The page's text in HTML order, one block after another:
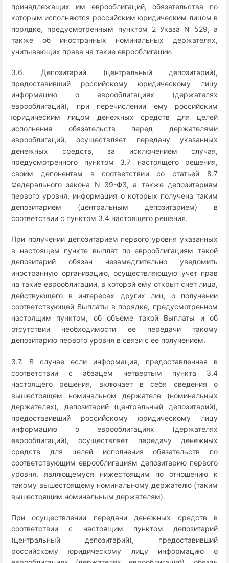
принадлежащих им еврооблигаций, обязательства по
которым исполняются российским юридическим лицом в
порядке, предусмотренным пунктом 2 Указа N 529, а
также об иностранных номинальных держателях,
учитывающих права на такие еврооблигации.
3.6. Депозитарий (центральный депозитарий),
предоставивший российскому юридическому лицу
информацию о еврооблигациях (держателях
еврооблигаций), при перечислении ему российским
юридическим лицом денежных средств для целей
исполнения обязательств перед держателями
еврооблигаций, осуществляет передачу указанных
денежных средств, за исключением случая,
предусмотренного пунктом 3.7 настоящего решения,
своим депонентам в соответствии со статьей 8.7
Федерального закона N 39-ФЗ, а также депозитариям
первого уровня, информация о которых получена таким
депозитарием (центральным депозитарием) в
соответствии с пунктом 3.4 настоящего решения.
При получении депозитарием первого уровня указанных
в настоящем пункте выплат по еврооблигациям такой
депозитарий обязан незамедлительно уведомить
иностранную организацию, осуществляющую учет прав
на такие еврооблигации, в которой ему открыт счет лица,
действующего в интересах других лиц, о получении
соответствующей Выплаты в порядке, предусмотренном
настоящим пунктом, об объеме такой Выплаты и об
отсутствии необходимости ее передачи такому
депозитарию первого уровня в связи с ее получением.
3.7. В случае если информация, предоставленная в
соответствии с абзацем четвертым пункта 3.4
настоящего решения, включает в себя сведения о
вышестоящем номинальном держателе (номинальных
держателях), депозитарий (центральный депозитарий),
предоставивший российскому юридическому лицу
информацию о еврооблигациях (держателях
еврооблигаций), осуществляет передачу денежных
средств для целей исполнения обязательств по
соответствующим еврооблигациям депозитарию первого
уровня, являющемуся нижестоящим по отношению к
такому вышестоящему номинальному держателю (таким
вышестоящим номинальным держателям).
При осуществлении передачи денежных средств в
соответствии с настоящим пунктом депозитарий
(центральный депозитарий), предоставивший
российскому юридическому лицу информацию о